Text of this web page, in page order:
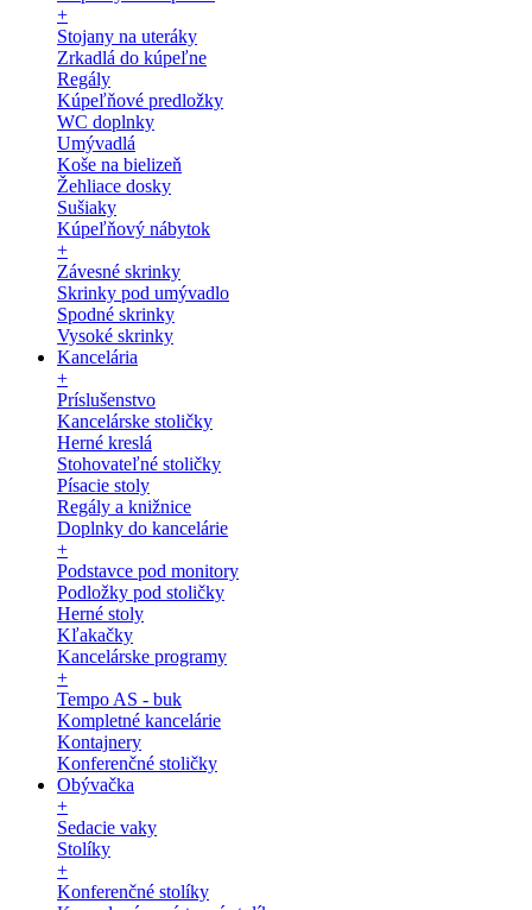
+
Stojany na uteráky
Zrkadlá do kúpeľne
Regály
Kúpeľňové predložky
WC doplnky
Umývadlá
Koše na bielizeň
Žehliace dosky
Sušiaky
Kúpeľňový nábytok
+
Závesné skrinky
Skrinky pod umývadlo
Spodné skrinky
Vysoké skrinky
Kancelária
+
Príslušenstvo
Kancelárske stoličky
Herné kreslá
Stohovateľné stoličky
Písacie stoly
Regály a knižnice
Doplnky do kancelárie
+
Podstavce pod monitory
Podložky pod stoličky
Herné stoly
Kľakačky
Kancelárske programy
+
Tempo AS - buk
Kompletné kancelárie
Kontajnery
Konferenčné stoličky
Obývačka
+
Sedacie vaky
Stolíky
+
Konferenčné stolíky